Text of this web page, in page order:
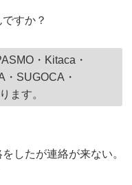
すか？
・Kitaca・
SUGOCA・
ます。
したが連絡が来ない。